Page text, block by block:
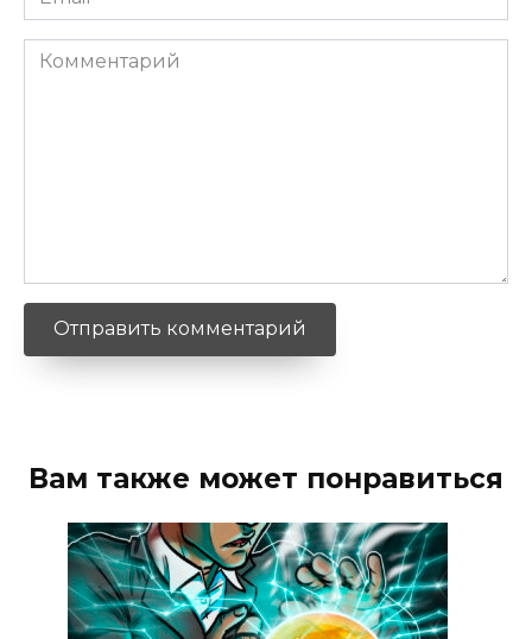
*
Комментарий
Вам также может понравиться